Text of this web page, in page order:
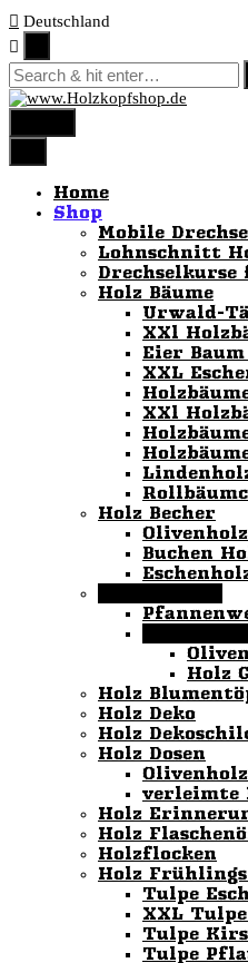
Skip
content
Deutschland
Home
Shop
Mobile
Lohnschnitt
Holz Bäume
Urwald-
XXl
Eier
XXL
XXl
Holz Becher
Buchen
Holz
Holz
Holz Deko
Holz
Holz Dosen
Olivenholz
verleimte
Holz
Holz
Holzflocken
Holz
Tulpe
XXL Tulpe
Tulpe
Tulpe